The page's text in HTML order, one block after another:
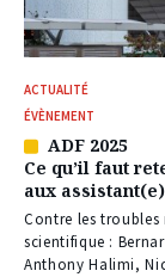
ACTUALITÉ
ÉVÈNEMENT
Article
réservé
à
nos
abonnés
ADF 2025
Ce qu’il faut
aux
Contre les troubles
scientifique :
Anthony Halimi,